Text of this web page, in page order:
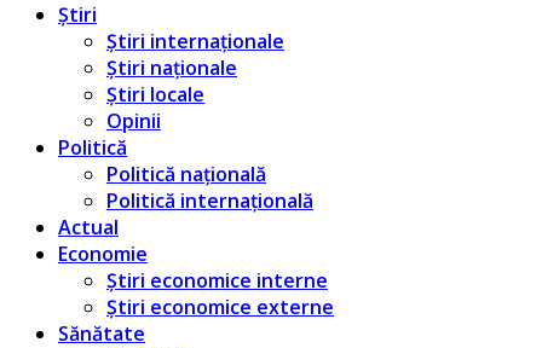
Știri
Știri internaționale
Știri naționale
Știri locale
Opinii
Politică
Politică națională
Politică internațională
Actual
Economie
Știri economice interne
Știri economice externe
Sănătate